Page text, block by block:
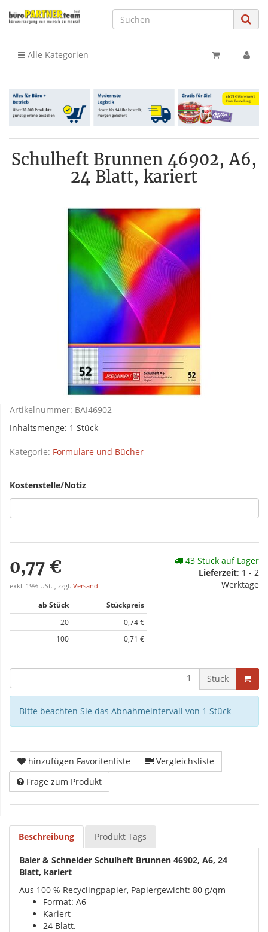
Alle Kategorien
Schulheft Brunnen 46902, A6,
24 Blatt, kariert
Artikelnummer: BAI46902
Inhaltsmenge: 1 Stück
Kategorie: Formulare und Bücher
Kostenstelle/Notiz
0,77 €
exkl. 19% USt. , zzgl. Versand
ab Stück
Stückpreis
20
0,74 €
100
0,71 €
43 Stück auf Lager
Lieferzeit: 1 - 2
Werktage
Stück
Bitte beachten Sie das Abnahmeintervall von 1 Stück
hinzufügen Favoritenliste
Vergleichsliste
Frage zum Produkt
Beschreibung Produkt Tags
Baier & Schneider Schulheft Brunnen 46902, A6, 24
Blatt, kariert
Aus 100 % Recyclingpapier, Papiergewicht: 80 g/qm
Format: A6
Kariert
24 Blatt.